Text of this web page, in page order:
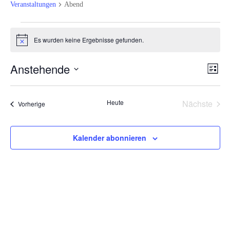
Veranstaltungen Abend
HinweisEs wurden keine Ergebnisse gefunden.
Liste
Anstehende
VorherigeVeranstaltungen Heute
Nächste
Kalender abonnieren